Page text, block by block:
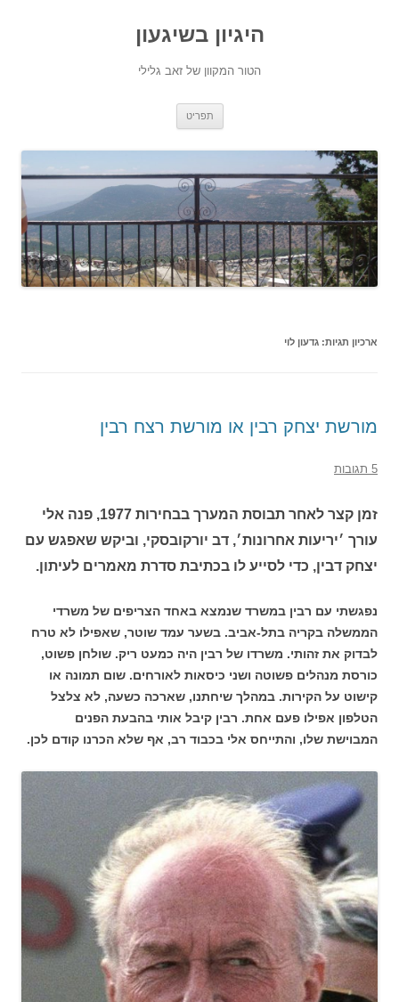
היגיון בשיגעון
הטור המקוון של זאב גלילי
תפריט
ארכיון תגיות: גדעון לוי
מורשת יצחק רבין או מורשת רצח רבין
5 תגובות
זמן קצר לאחר תבוסת המערך בבחירות 1977, פנה אלי
עורך ׳יריעות אחרונות׳, דב יורקובסקי, וביקש שאפגש עם
יצחק דבין, כדי לסייע לו בכתיבת סדרת מאמרים לעיתון.
נפגשתי עם רבין במשרד שנמצא באחד הצריפים של משרדי
הממשלה בקריה בתל-אביב. בשער עמד שוטר, שאפילו לא טרח
לבדוק את זהותי. משרדו של רבין היה כמעט ריק. שולחן פשוט,
כורסת מנהלים פשוטה ושני כיסאות לאורחים. שום תמונה או
קישוט על הקירות. במהלך שיחתנו, שארכה כשעה, לא צלצל
הטלפון אפילו פעם אחת. רבין קיבל אותי בהבעת הפנים
המבוישת שלו, והתייחס אלי בכבוד רב, אף שלא הכרנו קודם לכן.